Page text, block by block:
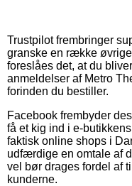
Trustpilot frembringer
granske en række
foreslåes det, at du
anmeldelser af Metro
forinden du bestiller.
Facebook frembyder
få et kig ind i e-
faktisk online shops i
udfærdige en omtale af
vel bør drages fordel af
kunderne.